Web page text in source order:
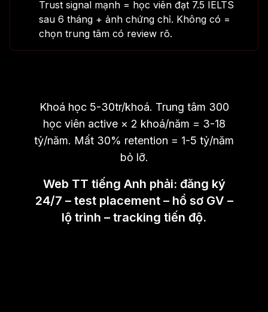
Trust signal mạnh = học viên đạt 7.5 IELTS
sau 6 tháng + ảnh chứng chỉ. Không có =
chọn trung tâm có review rõ.
Khoá học 5-30tr/khoá. Trung tâm 300
học viên active × 2 khoá/năm = 3-18
tỷ/năm. Mất 30% retention = 1-5 tỷ/năm
bỏ lỡ.
Web TT tiếng Anh phải: đăng ký
24/7 – test placement – hồ sơ GV –
lộ trình – tracking tiến độ.